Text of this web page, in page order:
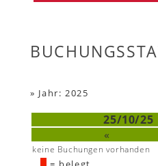
» Jahr: 2025
25/10/25
«
keine Buchungen vorhanden